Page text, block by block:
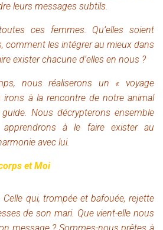
leurs messages subtils.
ces femmes. Qu’elles soient
comment les intégrer au mieux dans
exister chacune d’elles en nous ?
nous réaliserons un « voyage
à la rencontre de notre animal
Nous décrypterons ensemble
à le faire exister au
avec lui.
et Moi
Celle qui, trompée et bafouée, rejette
de son mari. Que vient-elle nous